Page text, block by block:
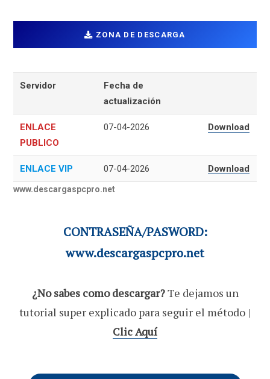
ZONA DE DESCARGA
Servidor
Fecha de
actualización
ENLACE
PUBLICO
07-04-2026 Download
ENLACE VIP 07-04-2026 Download
www.descargaspcpro.net
CONTRASEÑA/PASWORD:
www.descargaspcpro.net
¿No sabes como descargar?Te dejamos un
tutorial super explicado para seguir el método |
Clic Aquí